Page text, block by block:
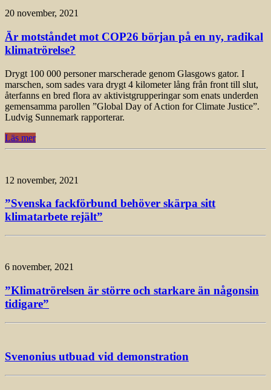
20 november, 2021
Är motståndet mot COP26 början på en ny, radikal
klimatrörelse?
Drygt 100 000 personer marscherade genom Glasgows gator. I
marschen, som sades vara drygt 4 kilometer lång från front till slut,
återfanns en bred flora av aktivistgrupperingar som enats underden
gemensamma parollen ”Global Day of Action for Climate Justice”.
Ludvig Sunnemark rapporterar.
Läs mer
12 november, 2021
”Svenska fackförbund behöver skärpa sitt
klimatarbete rejält”
6 november, 2021
”Klimatrörelsen är större och starkare än någonsin
tidigare”
Svenonius utbuad vid demonstration